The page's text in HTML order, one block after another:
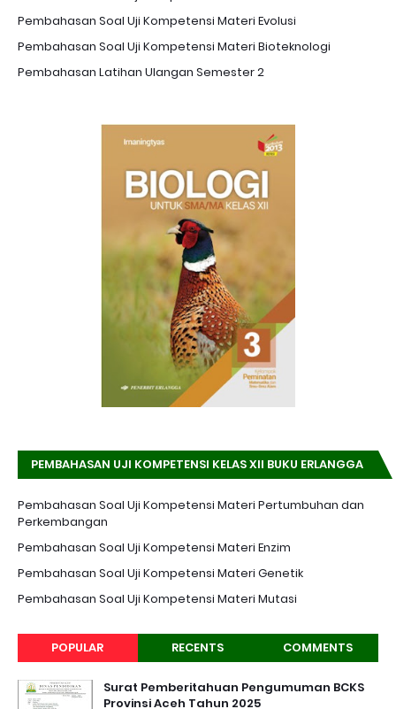
Pembahasan Soal Uji Kompetensi Materi Evolusi
Pembahasan Soal Uji Kompetensi Materi Bioteknologi
Pembahasan Latihan Ulangan Semester 2
PEMBAHASAN UJI KOMPETENSI KELAS XII BUKU ERLANGGA
Pembahasan Soal Uji Kompetensi Materi Pertumbuhan dan
Perkembangan
Pembahasan Soal Uji Kompetensi Materi Enzim
Pembahasan Soal Uji Kompetensi Materi Genetik
Pembahasan Soal Uji Kompetensi Materi Mutasi
POPULAR RECENTS COMMENTS
Surat Pemberitahuan Pengumuman BCKS
Provinsi Aceh Tahun 2025